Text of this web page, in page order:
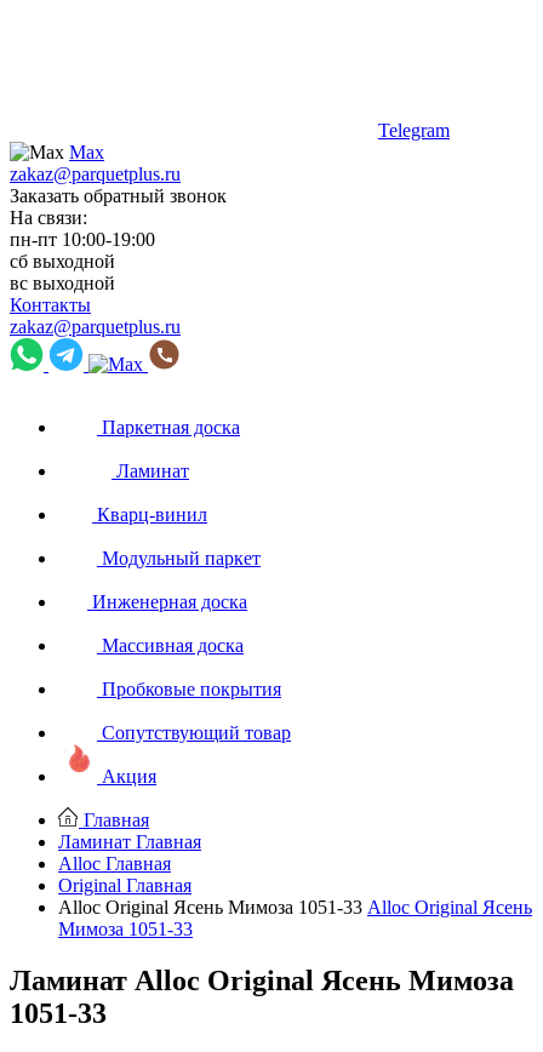
Telegram
Max
zakaz@parquetplus.ru
Заказать обратный звонок
На связи:
пн-пт 10:00-19:00
сб выходной
вс выходной
Контакты
zakaz@parquetplus.ru
Паркетная доска
Ламинат
Кварц-винил
Модульный паркет
Инженерная доска
Массивная доска
Пробковые покрытия
Сопутствующий товар
Акция
Главная
Ламинат Главная
Alloc Главная
Original Главная
Alloc Original Ясень Мимоза 1051-33 Alloc Original Ясень
Мимоза 1051-33
Ламинат Alloc Original Ясень Мимоза
1051-33